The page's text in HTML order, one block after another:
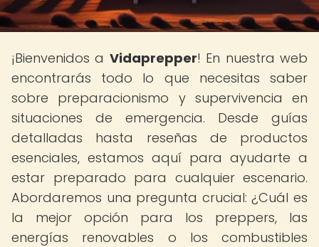
¡Bienvenidos a Vidaprepper! En nuestra web
encontrarás todo lo que necesitas saber
sobre preparacionismo y supervivencia en
situaciones de emergencia. Desde guías
detalladas hasta reseñas de productos
esenciales, estamos aquí para ayudarte a
estar preparado para cualquier escenario.
Abordaremos una pregunta crucial: ¿Cuál es
la mejor opción para los preppers, las
energías renovables o los combustibles